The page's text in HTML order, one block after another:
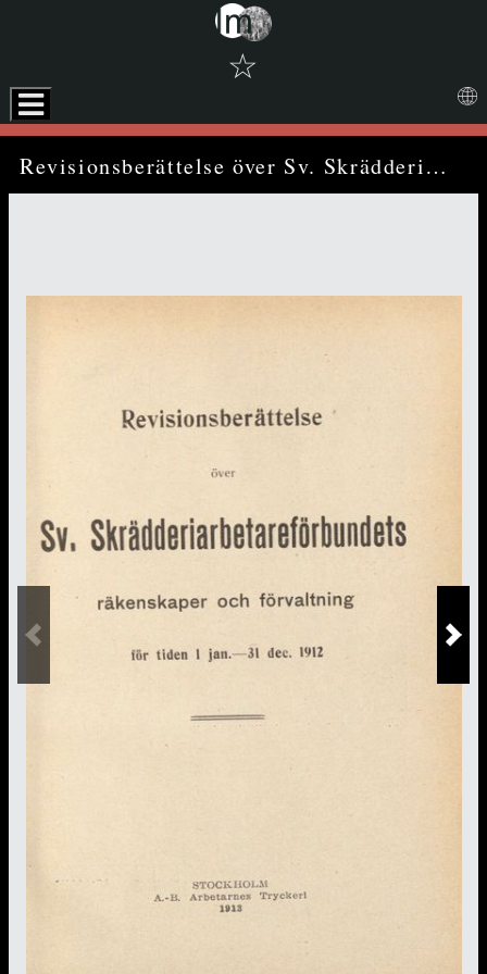
☆
Media Viewer Revisionsberättelse över Sv. Skrädderiarbetareförbundets räkenskaper och förvaltning för tiden 1 jan.-31 dec. 1912